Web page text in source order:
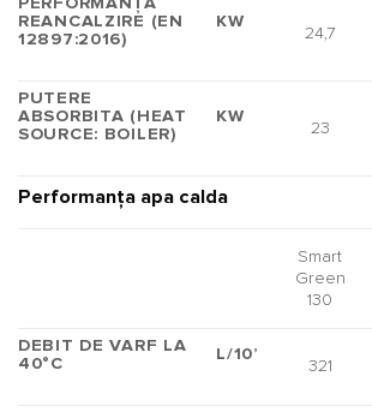
REANCALZIRE (EN
12897:2016)
KW
24,7
PUTERE
ABSORBITA (HEAT
SOURCE: BOILER)
KW
23
Performanța apa calda
Smart
Green
130
DEBIT DE VARF LA
40°C
L/10’
321